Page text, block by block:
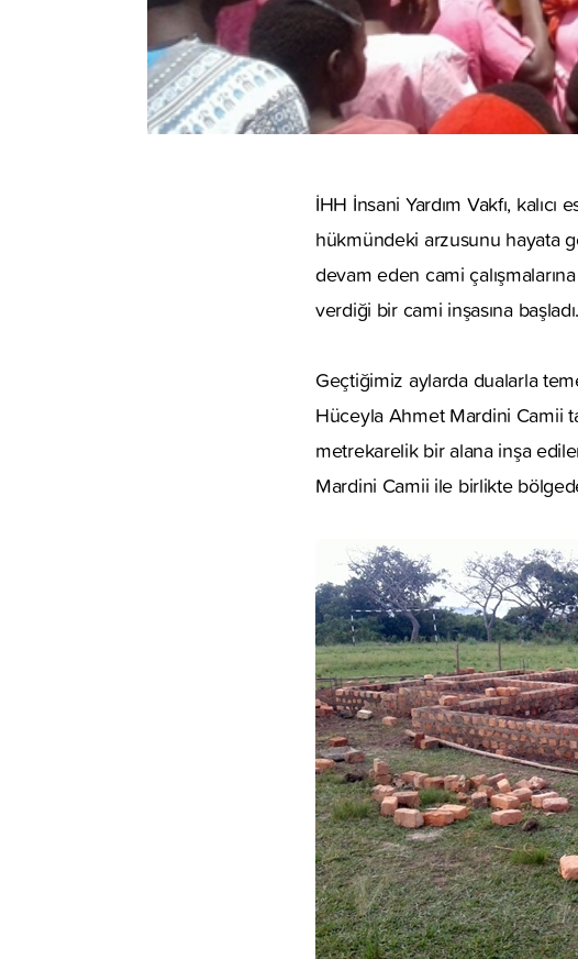
İHH İnsani Yardım Vakfı,
hükmündeki arzusunu hayata
devam eden cami
verdiği bir cami inşasına başladı.
Geçtiğimiz aylarda dualarla
Hüceyla Ahmet Mardini Camii
metrekarelik bir alana inşa
Mardini Camii ile birlikte